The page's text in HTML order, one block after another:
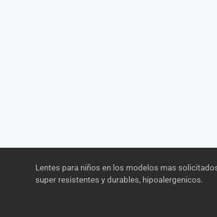
Lentes para niños en los modelos mas
super resistentes y durables, hipoalergenicos.